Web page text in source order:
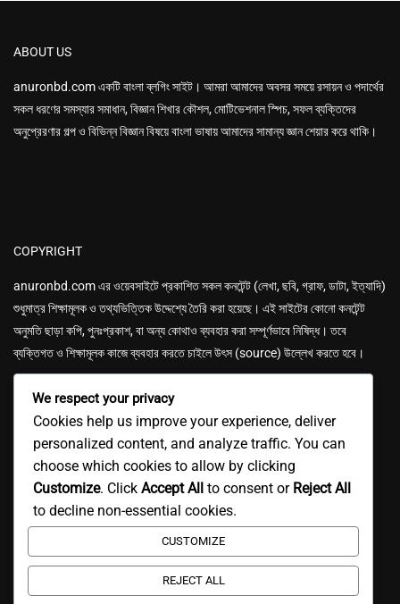
ABOUT US
anuronbd.comএকটি বাংলা ব্লগিং সাইট। আমরা আমাদের অবসর সময়ে রসায়ন ও পদার্থের
সকল ধরণের সমস্যার সমাধান, বিজ্ঞান শিখার কৌশল, মোটিভেশনাল স্পিচ, সফল ব্যক্তিদের
অনুপ্রেরণার গল্প ও বিভিন্ন বিজ্ঞান বিষয়ে বাংলা ভাষায় আমাদের সামান্য জ্ঞান শেয়ার করে থাকি।
COPYRIGHT
anuronbd.com এরওয়েবসাইটে প্রকাশিত সকল কনটেন্ট (লেখা, ছবি, গ্রাফ, ডাটা, ইত্যাদি)
শুধুমাত্র শিক্ষামূলক ও তথ্যভিত্তিক উদ্দেশ্যে তৈরি করা হয়েছে। এই সাইটের কোনো কনটেন্ট
অনুমতি ছাড়া কপি, পুনঃপ্রকাশ, বা অন্য কোথাও ব্যবহার করা সম্পূর্ণভাবে নিষিদ্ধ। তবে
ব্যক্তিগত ও শিক্ষামূলক কাজে ব্যবহার করতে চাইলে উৎস (source) উল্লেখ করতে হবে।
GET IN TOUCH
Email: anuronbd4u@gmail.com
Address: Gulsan-1, Dhaka, Bangladesh.
We respect your privacy
Cookies help us improve your experience, deliver
personalized content, and analyze traffic. You can
choose which cookies to allow by clicking
Customize. Click Accept All to consent or Reject All
to decline non-essential cookies.
CUSTOMIZE
REJECT ALL